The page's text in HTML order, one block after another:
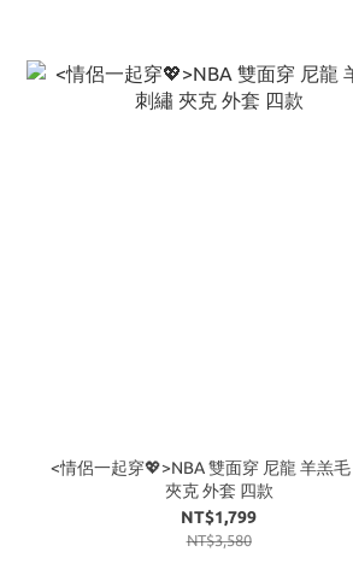
<情侶一起穿💖>NBA 雙面穿 尼龍 羊羔
夾克 外套 四款
NT$1,799
NT$3,580